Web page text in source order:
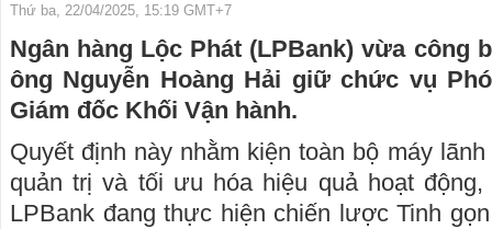
Thứ ba, 22/04/2025, 15:19 GMT+7
Ngân hàng Lộc Phát (LPBank) vừa công
ông Nguyễn Hoàng Hải giữ chức vụ
Giám đốc Khối Vận hành.
Quyết định này nhằm kiện toàn bộ máy
quản trị và tối ưu hóa hiệu quả hoạt
LPBank đang thực hiện chiến lược Tinh